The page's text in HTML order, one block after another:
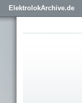
ElektrolokArchive.de